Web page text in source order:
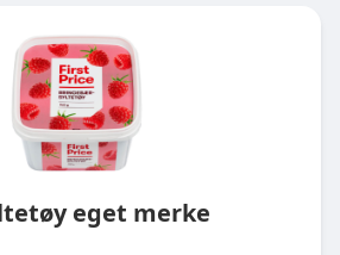
eget merke